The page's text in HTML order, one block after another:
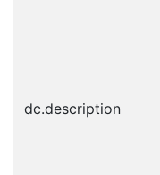
dc.description